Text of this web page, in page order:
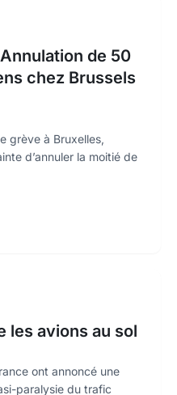
de 50
chez Brussels
grève à Bruxelles,
d’annuler la moitié de
les avions au sol
ont annoncé une
paralysie du trafic